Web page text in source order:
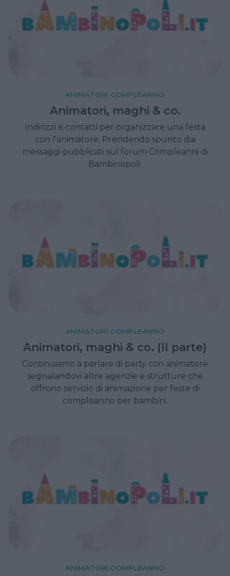
ANIMATORI COMPLEANNO
Animatori, maghi & co.
Indirizzi e contatti per organizzare una festa
con l'animatore. Prendendo spunto dai
messaggi pubblicati sul forum Compleanni di
Bambinopoli.
ANIMATORI COMPLEANNO
Animatori, maghi & co. (II parte)
Continuiamo a parlare di party con animatore
segnalandovi altre agenzie e strutture che
offrono servizio di animazione per feste di
compleanno per bambini.
ANIMATORI COMPLEANNO